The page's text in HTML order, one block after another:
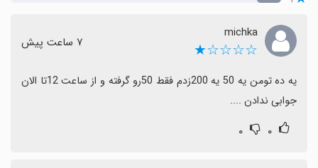
michka
☆☆☆☆★ ٧ ساعت پیش
جوابی ندادن ....
۰ ۰